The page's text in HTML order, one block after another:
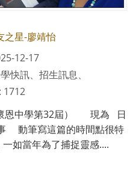
之星-廖靖怡
12-17
快訊、招生訊息、
1712
恩中學第32屆） 現為 日
動筆寫這篇的時間點很特
如當年為了捕捉靈感....